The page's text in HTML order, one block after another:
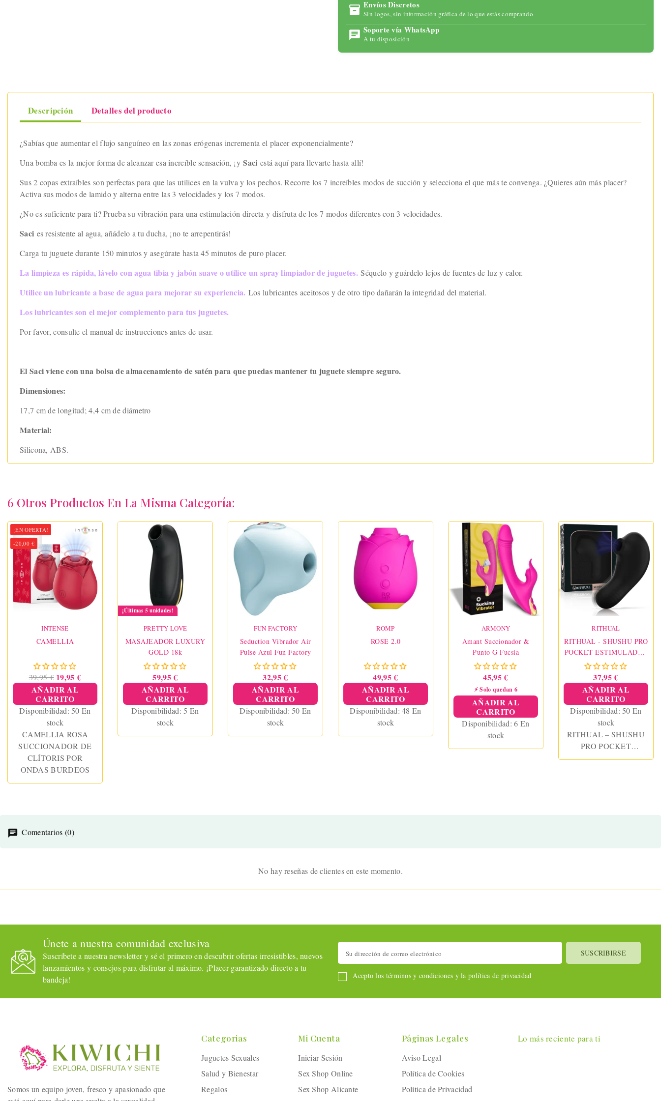
Envíos Discretos
Sin logos, sin información gráfica de lo que estás comprando
Soporte vía WhatsApp
A tu disposición
Descripción Detalles del producto
¿Sabías que aumentar el flujo sanguíneo en las zonas erógenas incrementa el placer exponencialmente?
Una bomba es la mejor forma de alcanzar esa increíble sensación, ¡ySaci está aquí para llevarte hasta allí!
Sus 2 copas extraíbles son perfectas para que las utilices en la vulva y los pechos. Recorre los 7 increíbles modos de succión y selecciona el que más te convenga. ¿Quieres aún más placer?
Activa sus modos de lamido y alterna entre las 3 velocidades y los 7 modos.
¿No es suficiente para ti? Prueba su vibración para una estimulación directa y disfruta de los 7 modos diferentes con 3 velocidades.
Saci es resistente al agua, añádelo a tu ducha, ¡no te arrepentirás!
Carga tu juguete durante 150 minutos y asegúrate hasta 45 minutos de puro placer.
La limpieza es rápida, lávelo con agua tibia y jabón suave o utilice un spray limpiador de juguetes. Séquelo y guárdelo lejos de fuentes de luz y calor.
Utilice un lubricante a base de agua para mejorar su experiencia. Los lubricantes aceitosos y de otro tipo dañarán la integridad del material.
Los lubricantes son el mejor complemento para tus juguetes.
Por favor, consulte el manual de instrucciones antes de usar.
El Saci viene con una bolsa de almacenamiento de satén para que puedas mantener tu juguete siempre seguro.
Dimensiones:
17,7 cm de longitud; 4,4 cm de diámetro
Material:
Silicona, ABS.
6 Otros Productos En La Misma Categoría:
¡EN OFERTA!
-20,00 €
INTENSE
CAMELLIA
39,95 € 19,95 €
AÑADIR AL
CARRITO
Disponibilidad:50 En
stock
CAMELLIA ROSA
SUCCIONADOR DE
CLÍTORIS POR
ONDAS BURDEOS
¡Últimas 5 unidades!
PRETTY LOVE
MASAJEADOR LUXURY
GOLD 18k
59,95 €
AÑADIR AL
CARRITO
Disponibilidad:5 En
stock
FUN FACTORY
Seduction Vibrador Air
Pulse Azul Fun Factory
32,95 €
AÑADIR AL
CARRITO
Disponibilidad:50 En
stock
ROMP
ROSE 2.0
49,95 €
AÑADIR AL
CARRITO
Disponibilidad:48 En
stock
ARMONY
Amant Succionador &
Punto G Fucsia
45,95 €
⚡ Solo quedan 6
AÑADIR AL
CARRITO
Disponibilidad:6 En
stock
RITHUAL
RITHUAL - SHUSHU PRO
POCKET ESTIMULADOR
CLITORIS 2 POTENTES
MOTORES AZABACHE
37,95 €
AÑADIR AL
CARRITO
Disponibilidad:50 En
stock
RITHUAL – SHUSHU
PRO POCKET
CLITORIS
Comentarios (0)
No hay reseñas de clientes en este momento.
Únete a nuestra comunidad exclusiva
Suscríbete a nuestra newsletter y sé el primero en descubrir ofertas irresistibles, nuevos
lanzamientos y consejos para disfrutar al máximo. ¡Placer garantizado directo a tu
bandeja!
Acepto los términos y condiciones y la política de privacidad
Somos un equipo joven, fresco y apasionado que
Categorias
Juguetes Sexuales
Salud y Bienestar
Regalos
Mi Cuenta
Iniciar Sesión
Sex Shop Online
Sex Shop Alicante
Páginas Legales
Aviso Legal
Política de Cookies
Política de Privacidad
Lo más reciente para ti